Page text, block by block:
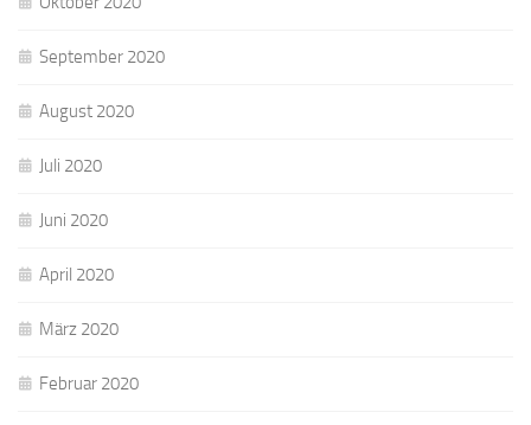
September 2020
August 2020
Juli 2020
Juni 2020
April 2020
März 2020
Februar 2020